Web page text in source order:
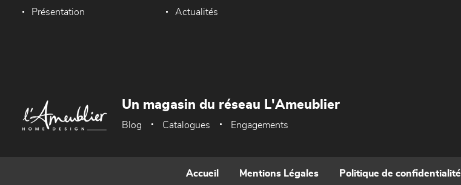
Présentation Actualités
Un magasin du réseau L'Ameublier
Blog Catalogues Engagements
Accueil Mentions Légales Politique de confidentialité